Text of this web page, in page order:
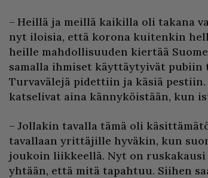
– Heillä ja meillä kaikilla oli takana
nyt iloisia, että korona kuitenkin
heille mahdollisuuden kiertää
samalla ihmiset käyttäytyivät
Turvavälejä pidettiin ja käsiä
katselivat aina kännyköistään, kun
– Jollakin tavalla tämä oli
tavallaan yrittäjille hyväkin, kun
joukoin liikkeellä. Nyt on
yhtään, että mitä tapahtuu. Siihen